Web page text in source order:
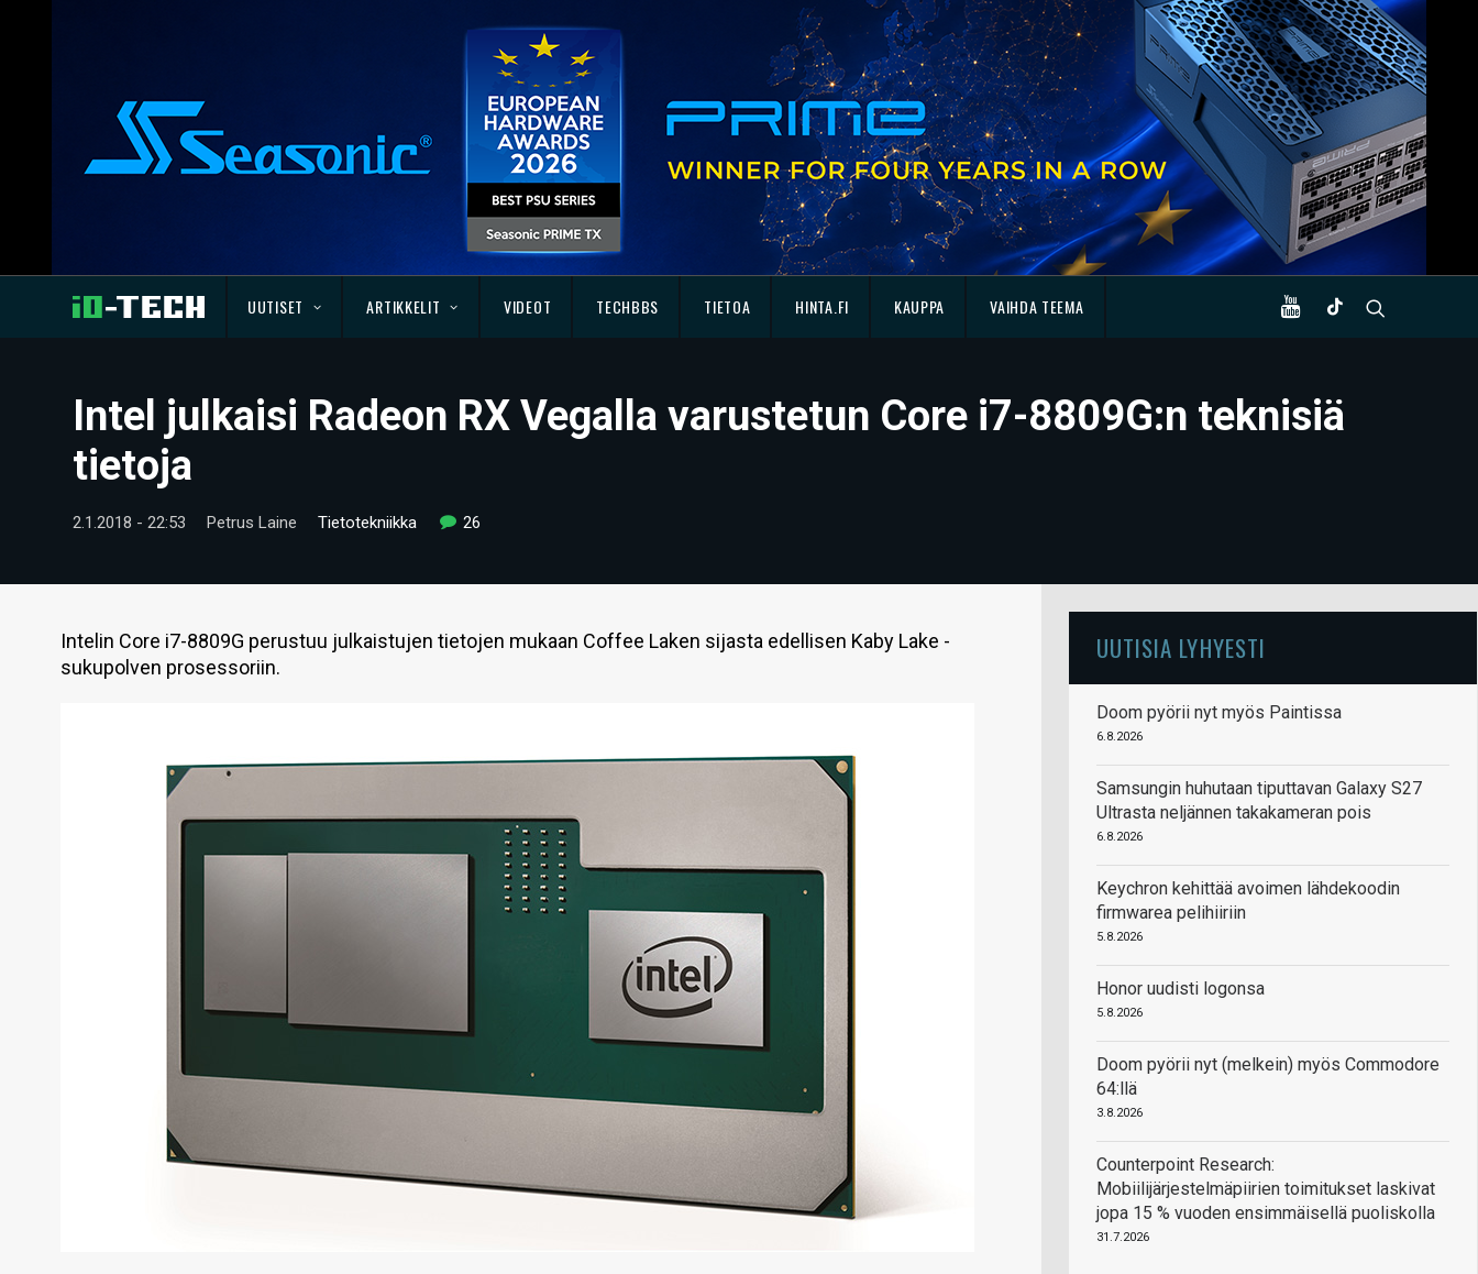
UUTISET ARTIKKELIT VIDEOT TECHBBS TIETOA HINTA.FI KAUPPA VAIHDA TEEMA
Intel julkaisi Radeon RX Vegalla varustetun Core i7-8809G:n teknisiä
tietoja
2.1.2018 - 22:53 Petrus Laine Tietotekniikka 26
Intelin Core i7-8809G perustuu julkaistujen tietojen mukaan Coffee Laken sijasta edellisen Kaby Lake -
sukupolven prosessoriin.
UUTISIA LYHYESTI
Doom pyörii nyt myös Paintissa
6.8.2026
Samsungin huhutaan tiputtavan Galaxy S27
Ultrasta neljännen takakameran pois
6.8.2026
Keychron kehittää avoimen lähdekoodin
firmwarea pelihiiriin
5.8.2026
Honor uudisti logonsa
5.8.2026
Doom pyörii nyt (melkein) myös Commodore
64:llä
3.8.2026
Counterpoint Research:
Mobiilijärjestelmäpiirien toimitukset laskivat
jopa 15 % vuoden ensimmäisellä puoliskolla
31.7.2026